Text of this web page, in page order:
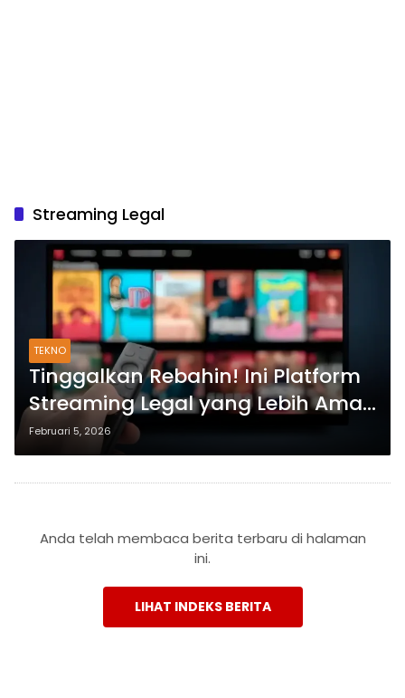
Streaming Legal
TEKNO
Tinggalkan Rebahin! Ini Platform
Streaming Legal yang Lebih Aman
dan Berkualitas
Februari 5, 2026
Anda telah membaca berita terbaru di halaman
ini.
LIHAT INDEKS BERITA